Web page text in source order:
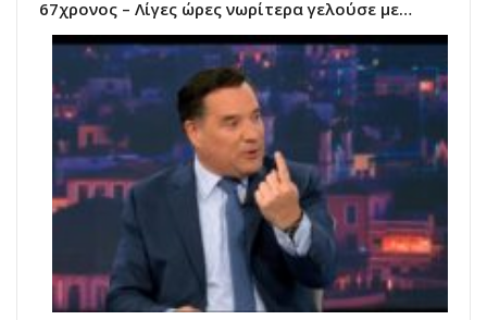
67χρονος – Λίγες ώρες νωρίτερα γελούσε με…